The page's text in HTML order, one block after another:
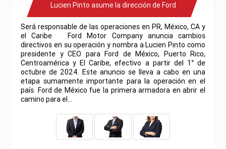
Lucien Pinto asume la dirección de Ford
Será responsable de las operaciones en PR, México, CA y
el Caribe Ford Motor Company anuncia cambios
directivos en su operación y nombra a Lucien Pinto como
presidente y CEO para Ford de México, Puerto Rico,
Centroamérica y El Caribe, efectivo a partir del 1° de
octubre de 2024. Este anuncio se lleva a cabo en una
etapa sumamente importante para la operación en el
país. Ford de México fue la primera armadora en abrir el
camino para el…